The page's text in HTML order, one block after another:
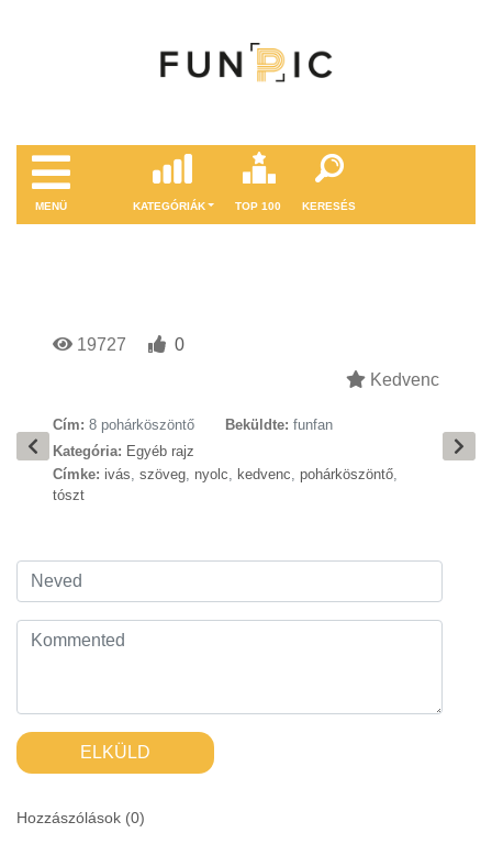
MENÜ KATEGÓRIÁK TOP 100 KERESÉS
19727
0
Kedvenc
Cím: 8 pohárköszöntő Beküldte: funfan
Kategória: Egyéb rajz
Címke: ivás, szöveg, nyolc, kedvenc, pohárköszöntő,
tószt
ELKÜLD
Hozzászólások (0)